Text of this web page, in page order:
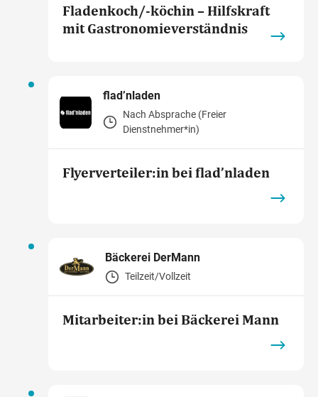
Fladenkoch/-köchin – Hilfskraft
mit Gastronomieverständnis
flad’nladen
Nach Absprache (Freier
Dienstnehmer*in)
Flyerverteiler:in bei flad’nladen
Bäckerei DerMann
Teilzeit/Vollzeit
Mitarbeiter:in bei Bäckerei Mann